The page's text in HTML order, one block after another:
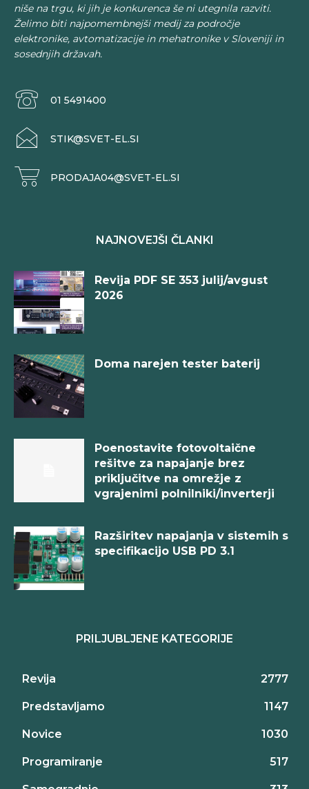
niše na trgu, ki jih je konkurenca še ni utegnila razviti.
Želimo biti najpomembnejši medij za področje
elektronike, avtomatizacije in mehatronike v Sloveniji in
sosednjih državah.
01 5491400
STIK@SVET-EL.SI
PRODAJA04@SVET-EL.SI
NAJNOVEJŠI ČLANKI
Revija PDF SE 353 julij/avgust
2026
Doma narejen tester baterij
Poenostavite fotovoltaične
rešitve za napajanje brez
priključitve na omrežje z
vgrajenimi polnilniki/inverterji
Razširitev napajanja v sistemih s
specifikacijo USB PD 3.1
PRILJUBLJENE KATEGORIJE
Revija 2777
Predstavljamo 1147
Novice 1030
Programiranje 517